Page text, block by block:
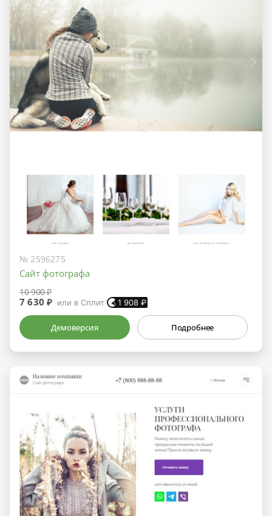
№ 2596275
Сайт фотографа
10 900 ₽
7 630 ₽ или в Сплит 1 908 ₽
Демоверсия Подробнее